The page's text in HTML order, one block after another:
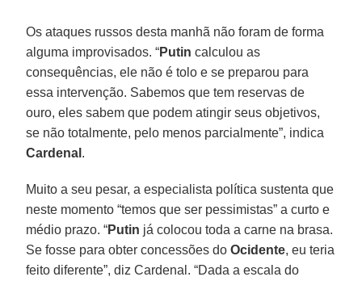
Os ataques russos desta manhã não foram de forma
alguma improvisados. “Putin calculou as
consequências, ele não é tolo e se preparou para
essa intervenção. Sabemos que tem reservas de
ouro, eles sabem que podem atingir seus objetivos,
se não totalmente, pelo menos parcialmente”, indica
Cardenal .
Muito a seu pesar, a especialista política sustenta que
neste momento “temos que ser pessimistas” a curto e
médio prazo. “Putin já colocou toda a carne na brasa.
Se fosse para obter concessões doOcidente, eu teria
feito diferente”, diz Cardenal. “Dada a escala do